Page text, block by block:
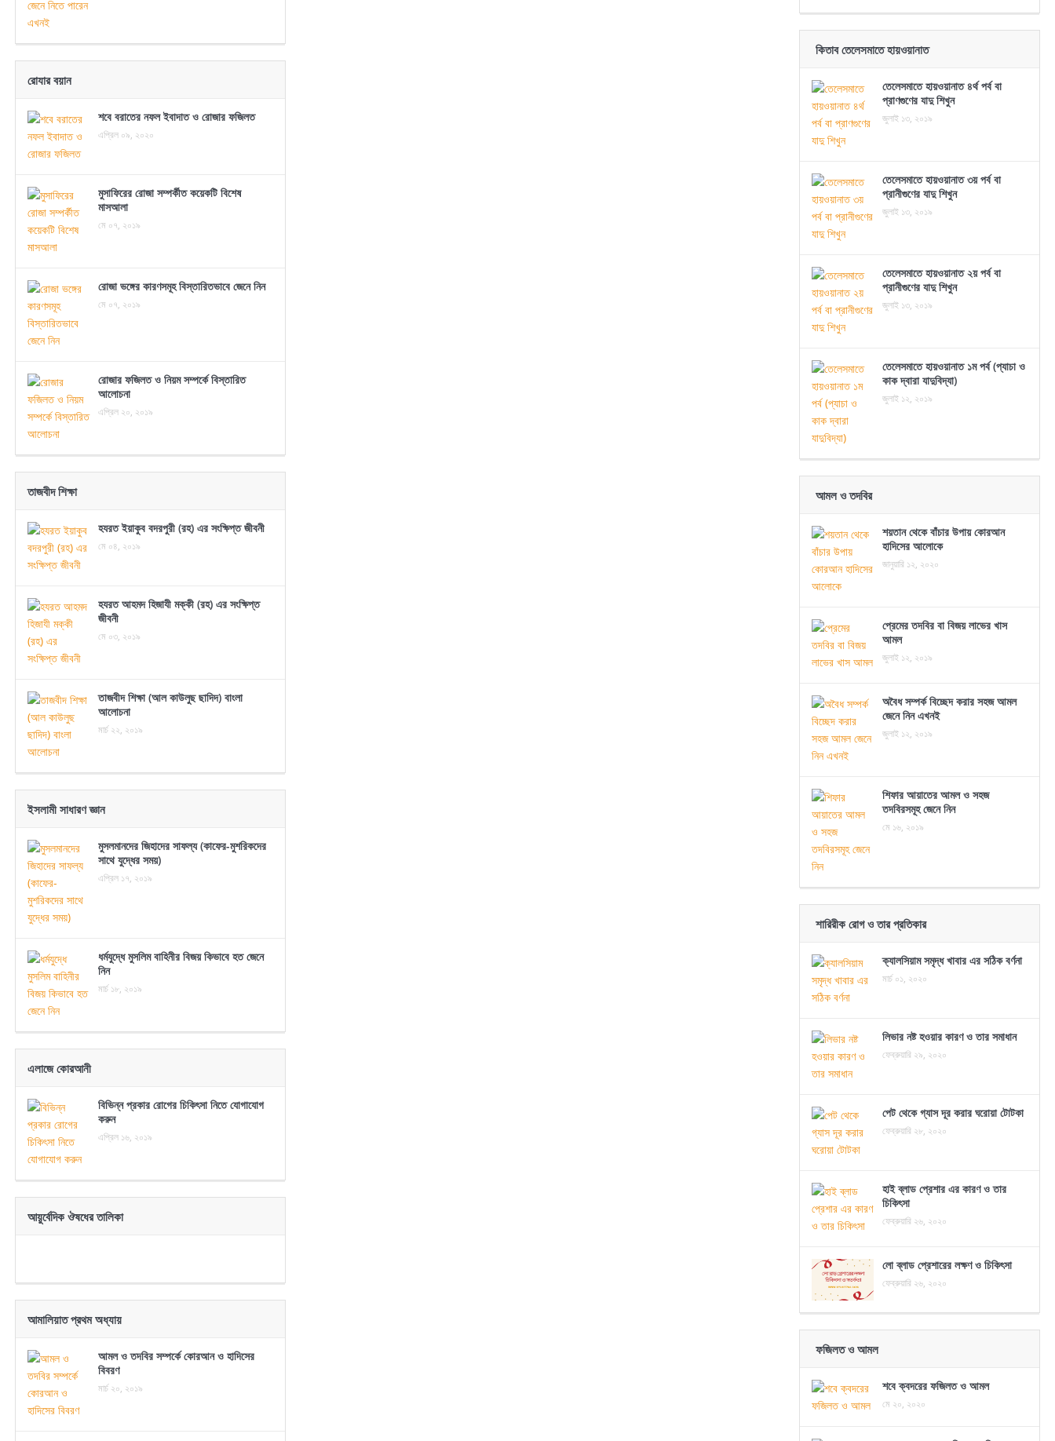
রোযার বয়ান
শবে বরাতের নফল ইবাদাত ও রোজার ফজিলত
এপ্রিল ০৯, ২০২০
মুসাফিরের রোজা সম্পর্কীত কয়েকটি বিশেষ
মাসআলা
মে ০৭, ২০১৯
রোজা ভঙ্গের কারণসমূহ বিস্তারিতভাবে জেনে নিন
মে ০৭, ২০১৯
রোজার ফজিলত ও নিয়ম সম্পর্কে বিস্তারিত
আলোচনা
এপ্রিল ২০, ২০১৯
তাজবীদ শিক্ষা
হযরত ইয়াকুব বদরপুরী (রহ) এর সংক্ষিপ্ত জীবনী
মে ০৪, ২০১৯
হযরত আহমদ হিজাযী মক্কী (রহ) এর সংক্ষিপ্ত
জীবনী
মে ০৩, ২০১৯
তাজবীদ শিক্ষা (আল কাউলুছ ছাদিদ) বাংলা
আলোচনা
মার্চ ২২, ২০১৯
ইসলামী সাধারণ জ্ঞান
মুসলমানদের জিহাদের সাফল্য (কাফের-মুশরিকদের
সাথে যুদ্ধের সময়)
এপ্রিল ১৭, ২০১৯
ধর্মযুদ্ধে মুসলিম বাহিনীর বিজয় কিভাবে হত জেনে
নিন
মার্চ ১৮, ২০১৯
এলাজে কোরআনী
বিভিন্ন প্রকার রোগের চিকিৎসা নিতে যোগাযোগ
করুন
এপ্রিল ১৬, ২০১৯
আয়ুর্বেদিক ঔষধের তালিকা
আমালিয়াত প্রথম অধ্যায়
আমল ও তদবির সম্পর্কে কোরআন ও হাদিসের
বিবরণ
মার্চ ২০, ২০১৯
কিতাব তেলেসমাতে হায়ওয়ানাত
তেলেসমাতে হায়ওয়ানাত ৪র্থ পর্ব বা
প্রাণগুণের যাদু শিখুন
জুলাই ১৩, ২০১৯
তেলেসমাতে হায়ওয়ানাত ৩য় পর্ব বা
প্রানীগুণের যাদু শিখুন
জুলাই ১৩, ২০১৯
তেলেসমাতে হায়ওয়ানাত ২য় পর্ব বা
প্রানীগুণের যাদু শিখুন
জুলাই ১৩, ২০১৯
তেলেসমাতে হায়ওয়ানাত ১ম পর্ব (প্যাচা ও
কাক দ্বারা যাদুবিদ্যা)
জুলাই ১২, ২০১৯
আমল ও তদবির
শয়তান থেকে বাঁচার উপায় কোরআন
হাদিসের আলোকে
জানুয়ারি ১২, ২০২০
প্রেমের তদবির বা বিজয় লাভের খাস
আমল
জুলাই ১২, ২০১৯
অবৈধ সম্পর্ক বিচ্ছেদ করার সহজ আমল
জেনে নিন এখনই
জুলাই ১২, ২০১৯
শিফার আয়াতের আমল ও সহজ
তদবিরসমূহ জেনে নিন
মে ১৬, ২০১৯
শারিরীক রোগ ও তার প্রতিকার
ক্যালসিয়াম সমৃদ্ধ খাবার এর সঠিক বর্ণনা
মার্চ ০১, ২০২০
লিভার নষ্ট হওয়ার কারণ ও তার সমাধান
ফেব্রুয়ারি ২৯, ২০২০
পেট থেকে গ্যাস দূর করার ঘরোয়া টোটকা
ফেব্রুয়ারি ২৮, ২০২০
হাই ব্লাড প্রেশার এর কারণ ও তার
চিকিৎসা
ফেব্রুয়ারি ২৬, ২০২০
লো ব্লাড প্রেশারের লক্ষণ ও চিকিৎসা
ফেব্রুয়ারি ২৬, ২০২০
ফজিলত ও আমল
শবে ক্বদরের ফজিলত ও আমল
মে ২০, ২০২০